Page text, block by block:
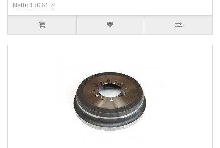
Netto:130,81 zł